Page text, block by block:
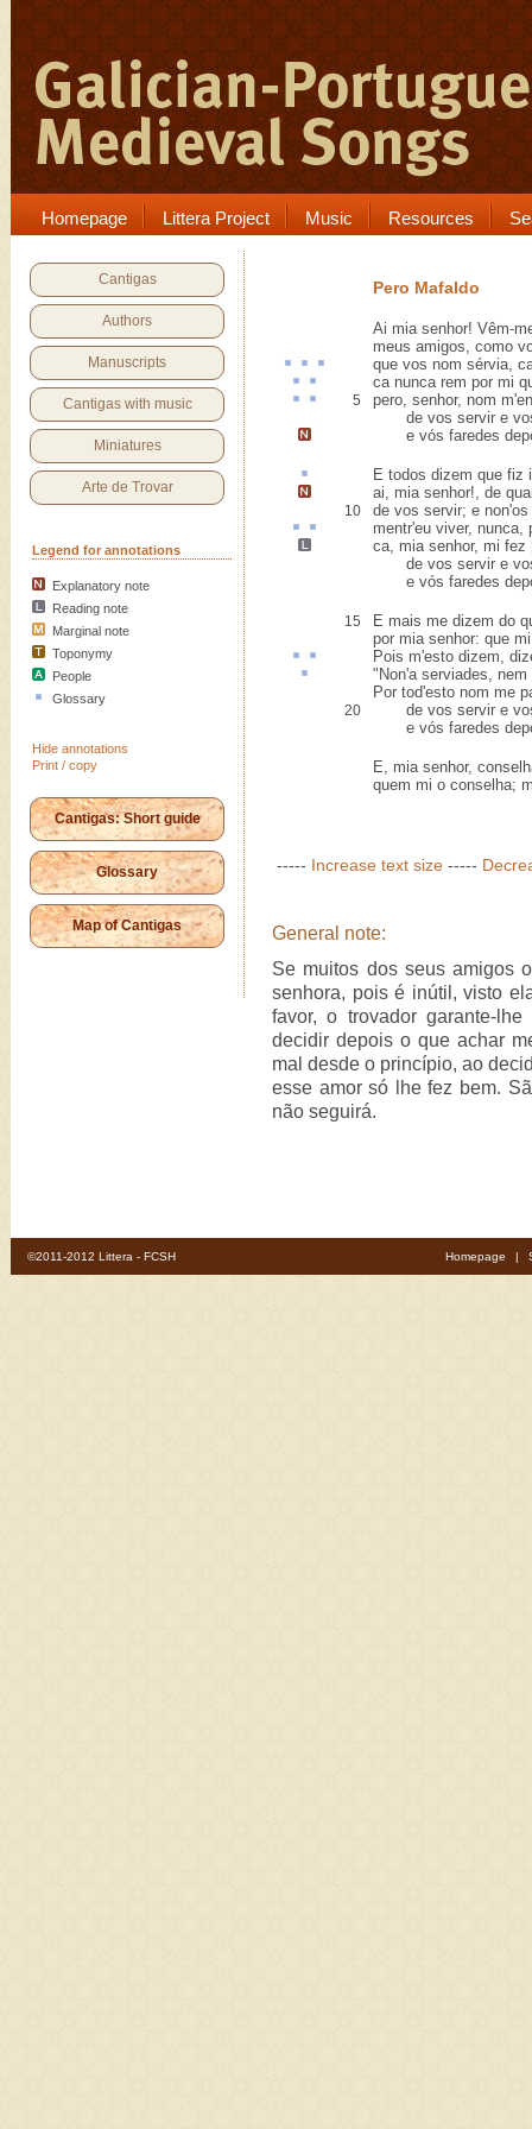
Homepage Littera Project Music Resources
Cantigas
Authors
Manuscripts
Cantigas with music
Miniatures
Arte de Trovar
Legend for annotations
Explanatory note
Reading note
Marginal note
Toponymy
People
Glossary
Hide annotations
Print / copy
Cantigas: Short guide
Glossary
Map of Cantigas
Pero Mafaldo
Ai mia senhor! Vêm-
meus amigos, como
que vos nom sérvia,
ca nunca rem por mi
5 pero, senhor, nom m'
de vos servir e vos
e vós faredes
E todos dizem que fiz
ai, mia senhor!, de
10
de vos servir; e non'os
mentr'eu viver, nunca,
ca, mia senhor, mi fez
de vos servir e vos
e vós faredes
15
E mais me dizem do
por mia senhor: que
Pois m'esto dizem,
"Non'a serviades, nem
Por tod'esto nom me
20
de vos servir e vos
e vós faredes
E, mia senhor,
quem mi o conselha;
----- Increase text size -----
General note:
Se muitos dos seus amigos
senhora, pois é inútil, visto
favor, o trovador garante-
decidir depois o que achar
mal desde o princípio, ao
esse amor só lhe fez bem.
não seguirá.
©2011-2012 Littera - FCSH Homepage |